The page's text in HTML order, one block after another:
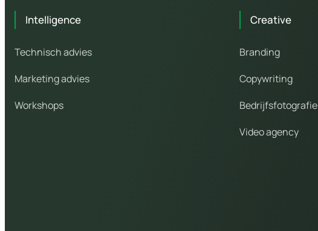
Intelligence
Technisch advies
Marketing advies
Workshops
Creative
Branding
Copywriting
Bedrijfsfotografie
Video agency